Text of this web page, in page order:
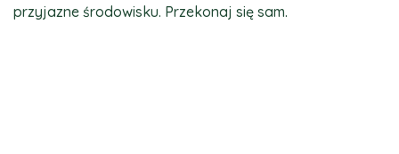
przyjazne środowisku. Przekonaj się sam.